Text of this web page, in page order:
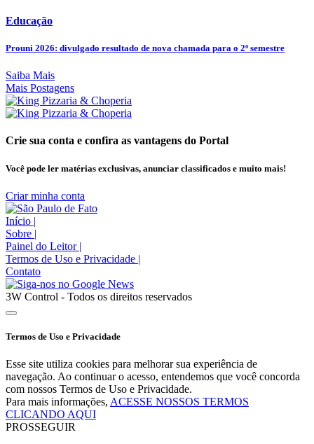
Educação
Prouni 2026: divulgado resultado de nova chamada para o 2º semestre
Saiba Mais
Mais Postagens
Crie sua conta e confira as vantagens do Portal
Você pode ler matérias exclusivas, anunciar classificados e muito mais!
Criar minha conta
Início |
Sobre |
Painel do Leitor |
Termos de Uso e Privacidade |
Contato
3W Control - Todos os direitos reservados
Termos de Uso e Privacidade
Esse site utiliza cookies para melhorar sua experiência de
navegação. Ao continuar o acesso, entendemos que você concorda
com nossos Termos de Uso e Privacidade.
Para mais informações, ACESSE NOSSOS TERMOS
CLICANDO AQUI
PROSSEGUIR